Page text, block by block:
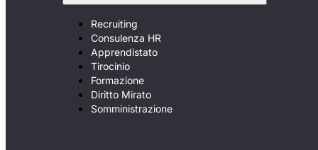
Recruiting
Consulenza HR
Apprendistato
Tirocinio
Formazione
Diritto Mirato
Somministrazione